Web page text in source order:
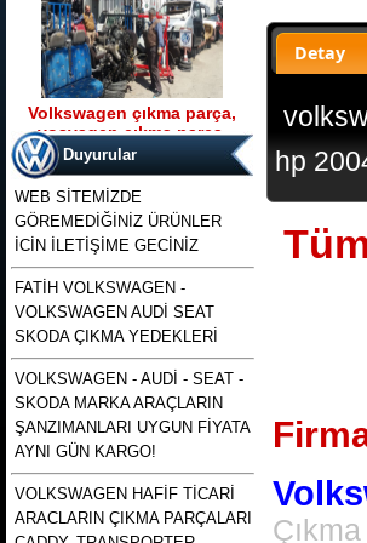
Volkswagen çıkma parça,
vosvagen çıkma parça,
wosvagen çıkma parça,
woswagen çıkma parça, vw
çıkma p
Ürün Kodu : t5 kasa transporter 2500 tdı
130 beygirlik çıkma motor
t5 kasa transporter 2500 tdı
130 beygirlik çıkma motor
2000 2001 2002 modellere uyumlu
çıkma merkezi kilit pompası , polo
merkezi kilit motoru, polo classıc ve
heşbekler icin merkezi kilit kontrol
pompası
Duyurular
WEB SİTEMİZDE
GÖREMEDİĞİNİZ ÜRÜNLER
İCİN İLETİŞİME GECİNİZ
FATİH VOLKSWAGEN -
VOLKSWAGEN AUDİ SEAT
SKODA ÇIKMA YEDEKLERİ
VOLKSWAGEN - AUDİ - SEAT -
SKODA MARKA ARAÇLARIN
ŞANZIMANLARI UYGUN FİYATA
AYNI GÜN KARGO!
VOLKSWAGEN HAFİF TİCARİ
ARACLARIN ÇIKMA PARÇALARI
Detay
hp